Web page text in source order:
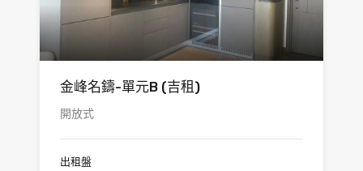
金峰名鑄-單元B (吉租)
開放式
出租盤